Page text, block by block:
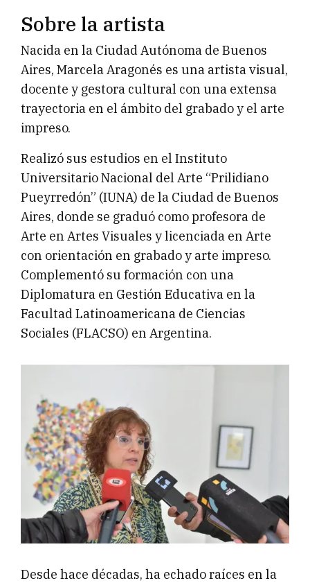
Sobre la artista
Nacida en la Ciudad Autónoma de Buenos
Aires, Marcela Aragonés es una artista visual,
docente y gestora cultural con una extensa
trayectoria en el ámbito del grabado y el arte
impreso.
Realizó sus estudios en el Instituto
Universitario Nacional del Arte “Prilidiano
Pueyrredón” (IUNA) de la Ciudad de Buenos
Aires, donde se graduó como profesora de
Arte en Artes Visuales y licenciada en Arte
con orientación en grabado y arte impreso.
Complementó su formación con una
Diplomatura en Gestión Educativa en la
Facultad Latinoamericana de Ciencias
Sociales (FLACSO) en Argentina.
Desde hace décadas, ha echado raíces en la